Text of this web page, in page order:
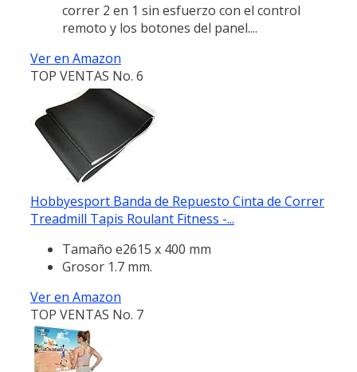
correr 2 en 1 sin esfuerzo con el control
remoto y los botones del panel....
Ver en Amazon
TOP VENTAS No. 6
Hobbyesport Banda de Repuesto Cinta de Correr
Treadmill Tapis Roulant Fitness -...
Tamaño e2615 x 400 mm
Grosor 1.7 mm.
Ver en Amazon
TOP VENTAS No. 7